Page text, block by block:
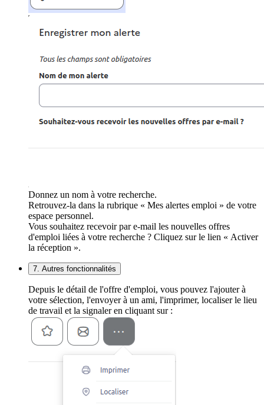
Donnez un nom à votre recherche.
Retrouvez-la dans la rubrique « Mes alertes emploi » de votre
espace personnel.
Vous souhaitez recevoir par e-mail les nouvelles offres
d'emploi liées à votre recherche ? Cliquez sur le lien « Activer
la réception ».
7. Autres fonctionnalités
Depuis le détail de l'offre d'emploi, vous pouvez l'ajouter à
votre sélection, l'envoyer à un ami, l'imprimer, localiser le lieu
de travail et la signaler en cliquant sur :